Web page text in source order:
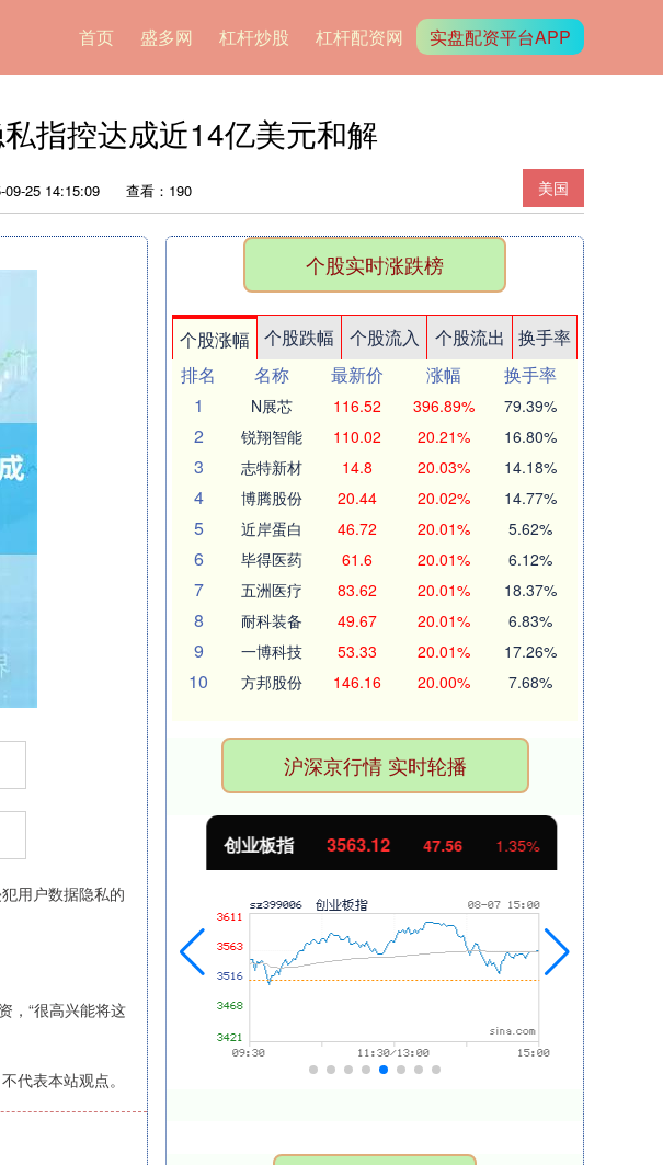
首页 盛多网 杠杆炒股 杠杆配资网 实盘配资平台APP
指控达成近14亿美元和解
美国
09-25 14:15:09 查看：190
用户数据隐私的
，“很高兴能将这
代表本站观点。
个股实时涨跌榜
个股涨幅 个股跌幅 个股流入 个股流出
换手率
排名
名称 最新价 涨幅
换手率
1
N展芯 116.52 396.89% 79.39%
2 锐翔智能 110.02 20.21% 16.80%
3 志特新材 14.8 20.03% 14.18%
4 博腾股份 20.44 20.02% 14.77%
5 近岸蛋白 46.72 20.01% 5.62%
6 毕得医药 61.6 20.01% 6.12%
7 五洲医疗 83.62 20.01% 18.37%
8 耐科装备 49.67 20.01% 6.83%
9 一博科技 53.33 20.01% 17.26%
10 方邦股份 146.16 20.00% 7.68%
沪深京行情 实时轮播
创业板指 3563.12 47.56 1.35%